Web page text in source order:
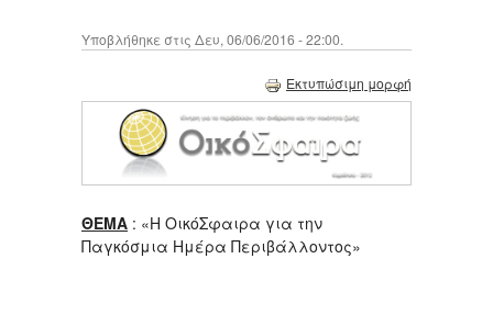
Υποβλήθηκε στις Δευ, 06/06/2016 - 22:00.
Εκτυπώσιμη μορφή
ΘΕΜΑ : «Η ΟικόΣφαιρα για την
Παγκόσμια Ημέρα Περιβάλλοντος»